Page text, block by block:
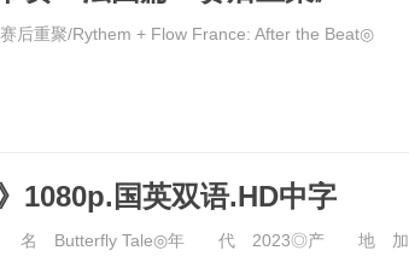
重聚/Rythem + Flow France: After the Beat◎
1080p.国英双语.HD中字
名 Butterfly Tale◎年 代 2023◎产 地 加